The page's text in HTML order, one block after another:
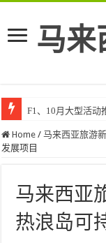
马来
F1、10月大型活动
Home / 马来西亚旅游
发展项目
马来西亚
热浪岛可